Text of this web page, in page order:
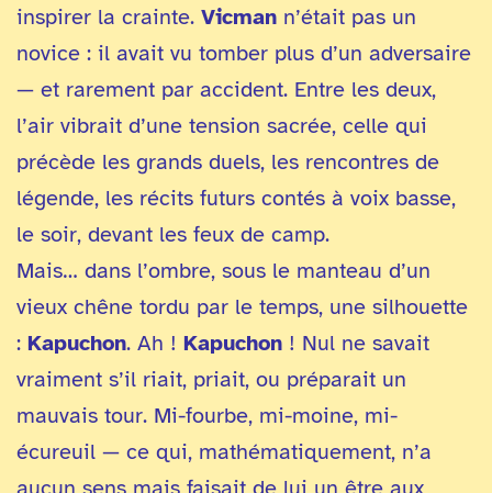
inspirer la crainte. Vicman n’était pas un
novice : il avait vu tomber plus d’un adversaire
— et rarement par accident. Entre les deux,
l’air vibrait d’une tension sacrée, celle qui
précède les grands duels, les rencontres de
légende, les récits futurs contés à voix basse,
le soir, devant les feux de camp.
Mais… dans l’ombre, sous le manteau d’un
vieux chêne tordu par le temps, une silhouette
: Kapuchon. Ah ! Kapuchon ! Nul ne savait
vraiment s’il riait, priait, ou préparait un
mauvais tour. Mi-fourbe, mi-moine, mi-
écureuil — ce qui, mathématiquement, n’a